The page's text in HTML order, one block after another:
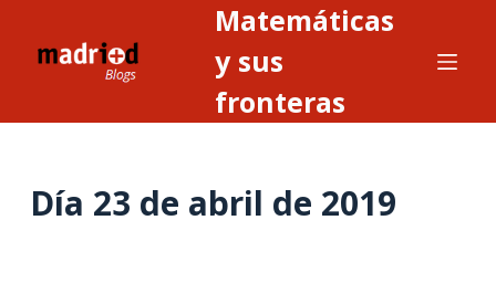
Matemáticas
y sus
fronteras
Día 23 de abril de 2019